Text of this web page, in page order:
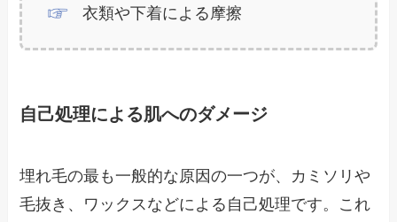
衣類や下着による摩擦
自己処理による肌へのダメージ
埋れ毛の最も一般的な原因の一つが、カミソリや
毛抜き、ワックスなどによる自己処理です。これ